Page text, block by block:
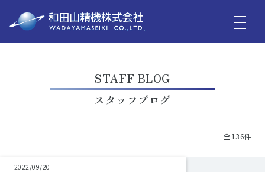
STAFF BLOG
スタッフブログ
全136件
2022/09/20